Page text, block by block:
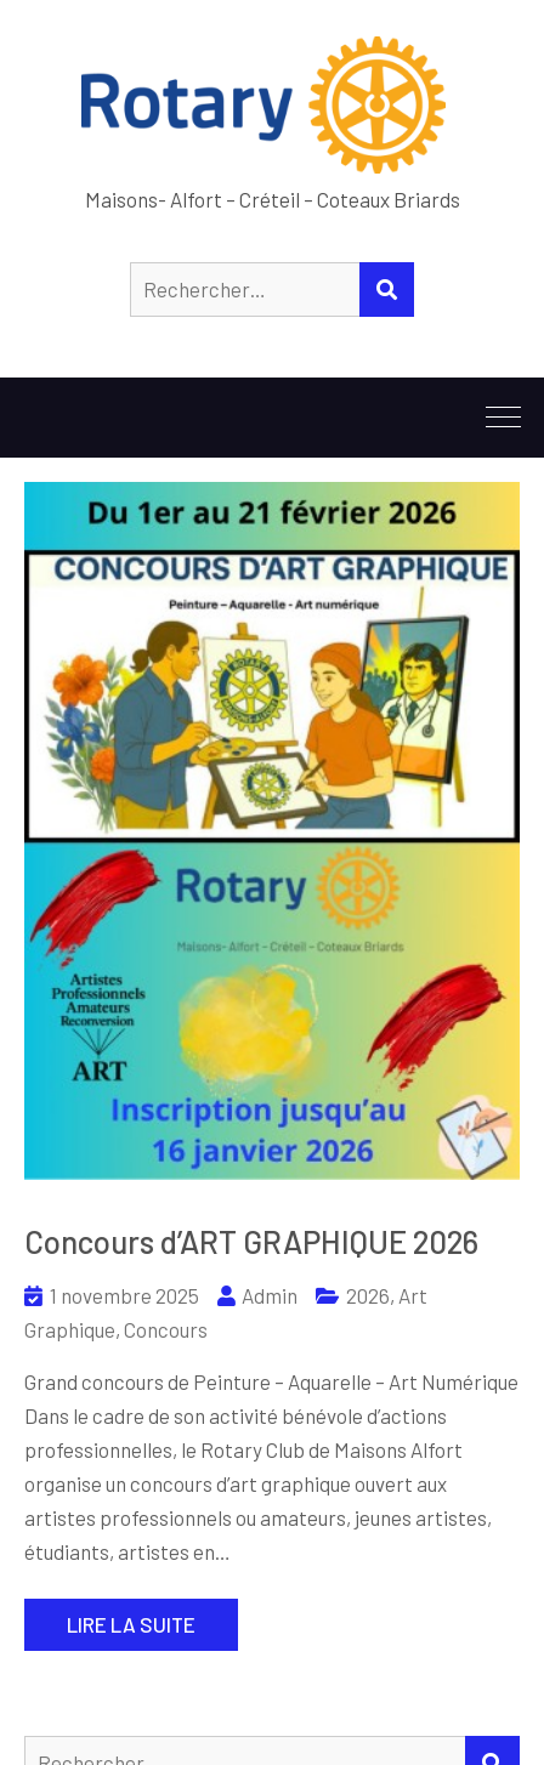
Maisons- Alfort – Créteil – Coteaux Briards
Concours d’ART GRAPHIQUE 2026
1 novembre 2025 Admin 2026, Art
Graphique, Concours
Grand concours de Peinture – Aquarelle – Art Numérique
Dans le cadre de son activité bénévole d’actions
professionnelles, le Rotary Club de Maisons Alfort
organise un concours d’art graphique ouvert aux
artistes professionnels ou amateurs, jeunes artistes,
étudiants, artistes en…
LIRE LA SUITE
Rechercher :